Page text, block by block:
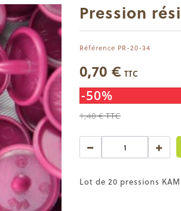
Pression
Référence PR-20-34
0,70 € TTC
-50%
1,40 €TTC
Lot de 20 pressions KAM